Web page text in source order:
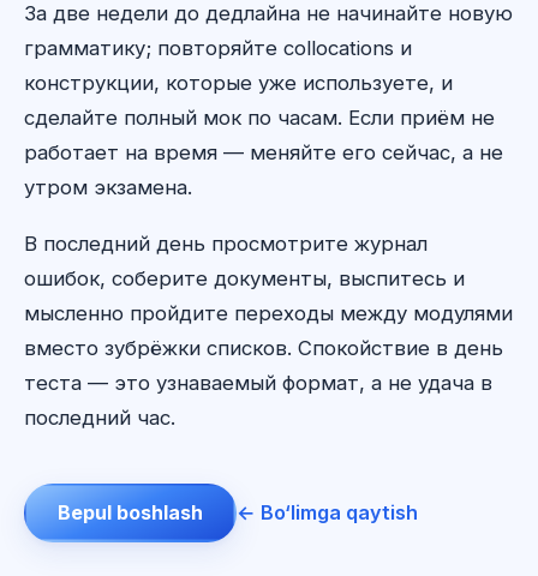
За две недели до дедлайна не начинайте новую
грамматику; повторяйте collocations и
конструкции, которые уже используете, и
сделайте полный мок по часам. Если приём не
работает на время — меняйте его сейчас, а не
утром экзамена.
В последний день просмотрите журнал
ошибок, соберите документы, выспитесь и
мысленно пройдите переходы между модулями
вместо зубрёжки списков. Спокойствие в день
теста — это узнаваемый формат, а не удача в
последний час.
Bepul boshlash ← Bo‘limga qaytish